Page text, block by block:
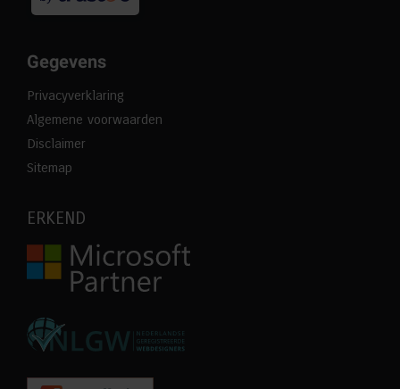
Gegevens
Privacyverklaring
Algemene voorwaarden
Disclaimer
Sitemap
ERKEND